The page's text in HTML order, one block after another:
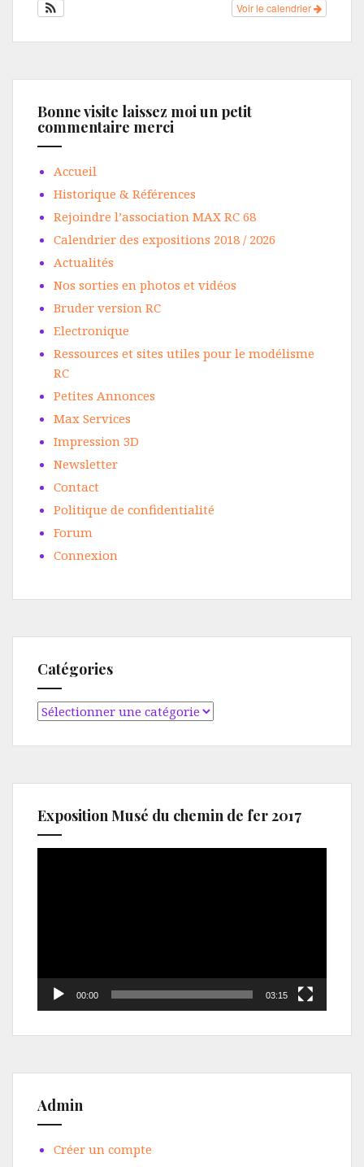
Voir le calendrier
Bonne visite laissez moi un petit
commentaire merci
Accueil
Historique & Références
Rejoindre l’association MAX RC 68
Calendrier des expositions 2018 / 2026
Actualités
Nos sorties en photos et vidéos
Bruder version RC
Electronique
Ressources et sites utiles pour le modélisme
RC
Petites Annonces
Max Services
Impression 3D
Newsletter
Contact
Politique de confidentialité
Forum
Connexion
Catégories
Catégories
Exposition Musé du chemin de fer 2017
00:00 03:15
Admin
Créer un compte